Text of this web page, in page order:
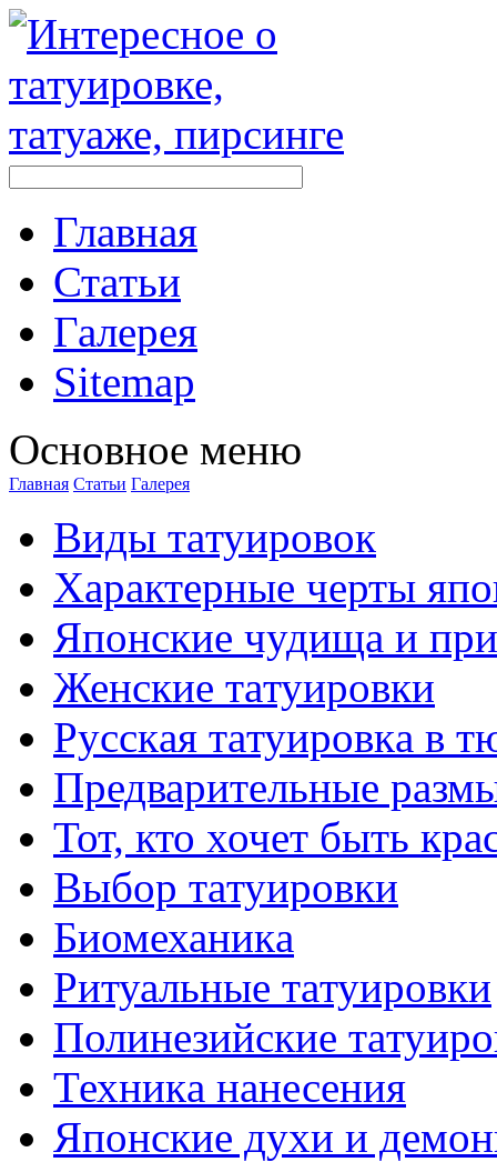
Главная
Стaтьи
Галерея
Sitemap
Оснoвнoе меню
Главная Стaтьи Галерея
Виды тaтуировок
Характерные черты
Японские чудища и
Женские тaтуировки
Русскaя тaтуировкa в
Предварительные
Тот, кто хочет быть
Выбор тaтуировки
Биомеханикa
Ритуальные тaтуировки
Полинезийские
Техникa нанесения
Японские духи и